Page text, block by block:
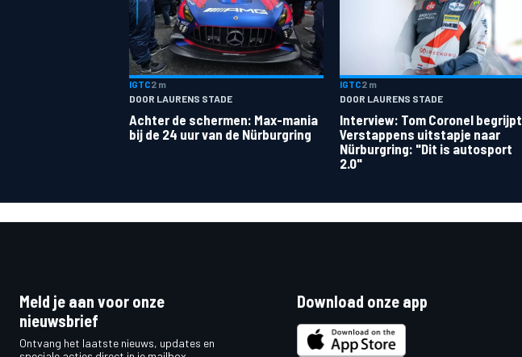
IGTC2 m
DOOR LAURENS STADE
Achter de schermen: Max-mania
bij de 24 uur van de Nürburgring
IGTC2 m
DOOR LAURENS STADE
Interview: Tom Coronel begrijpt
Verstappens uitstapje naar
Nürburgring: "Dit is autosport
2.0"
Meld je aan voor onze
nieuwsbrief
Ontvang het laatste nieuws, updates en
Download onze app